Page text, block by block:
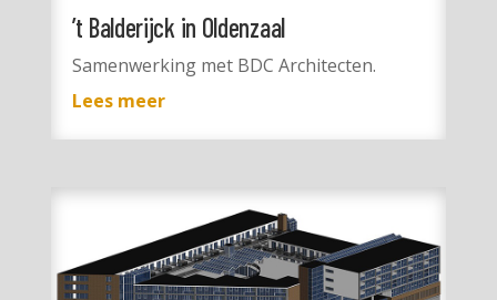
’t Balderijck in Oldenzaal
Samenwerking met BDC Architecten.
Lees meer